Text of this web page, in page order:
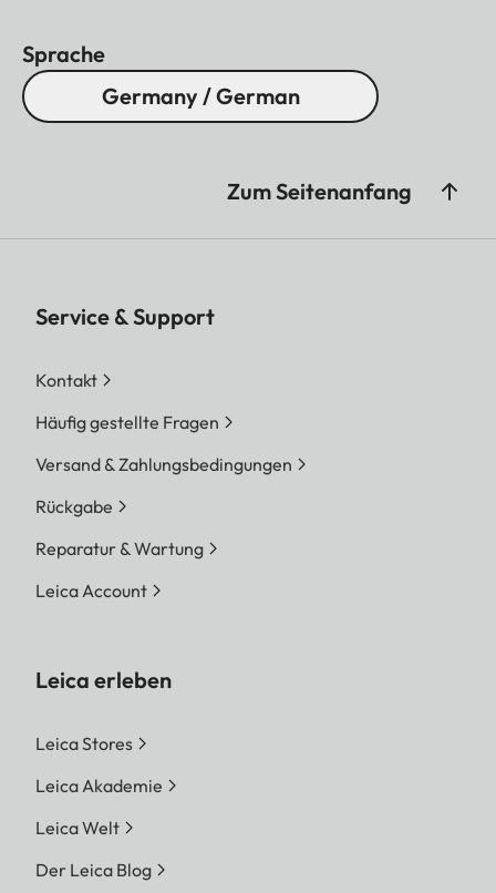
Sprache
Germany / German
Zum Seitenanfang
Service & Support
Kontakt
Häufig gestellte Fragen
Versand & Zahlungsbedingungen
Rückgabe
Reparatur & Wartung
Leica Account
Leica erleben
Leica Stores
Leica Akademie
Leica Welt
Der Leica Blog